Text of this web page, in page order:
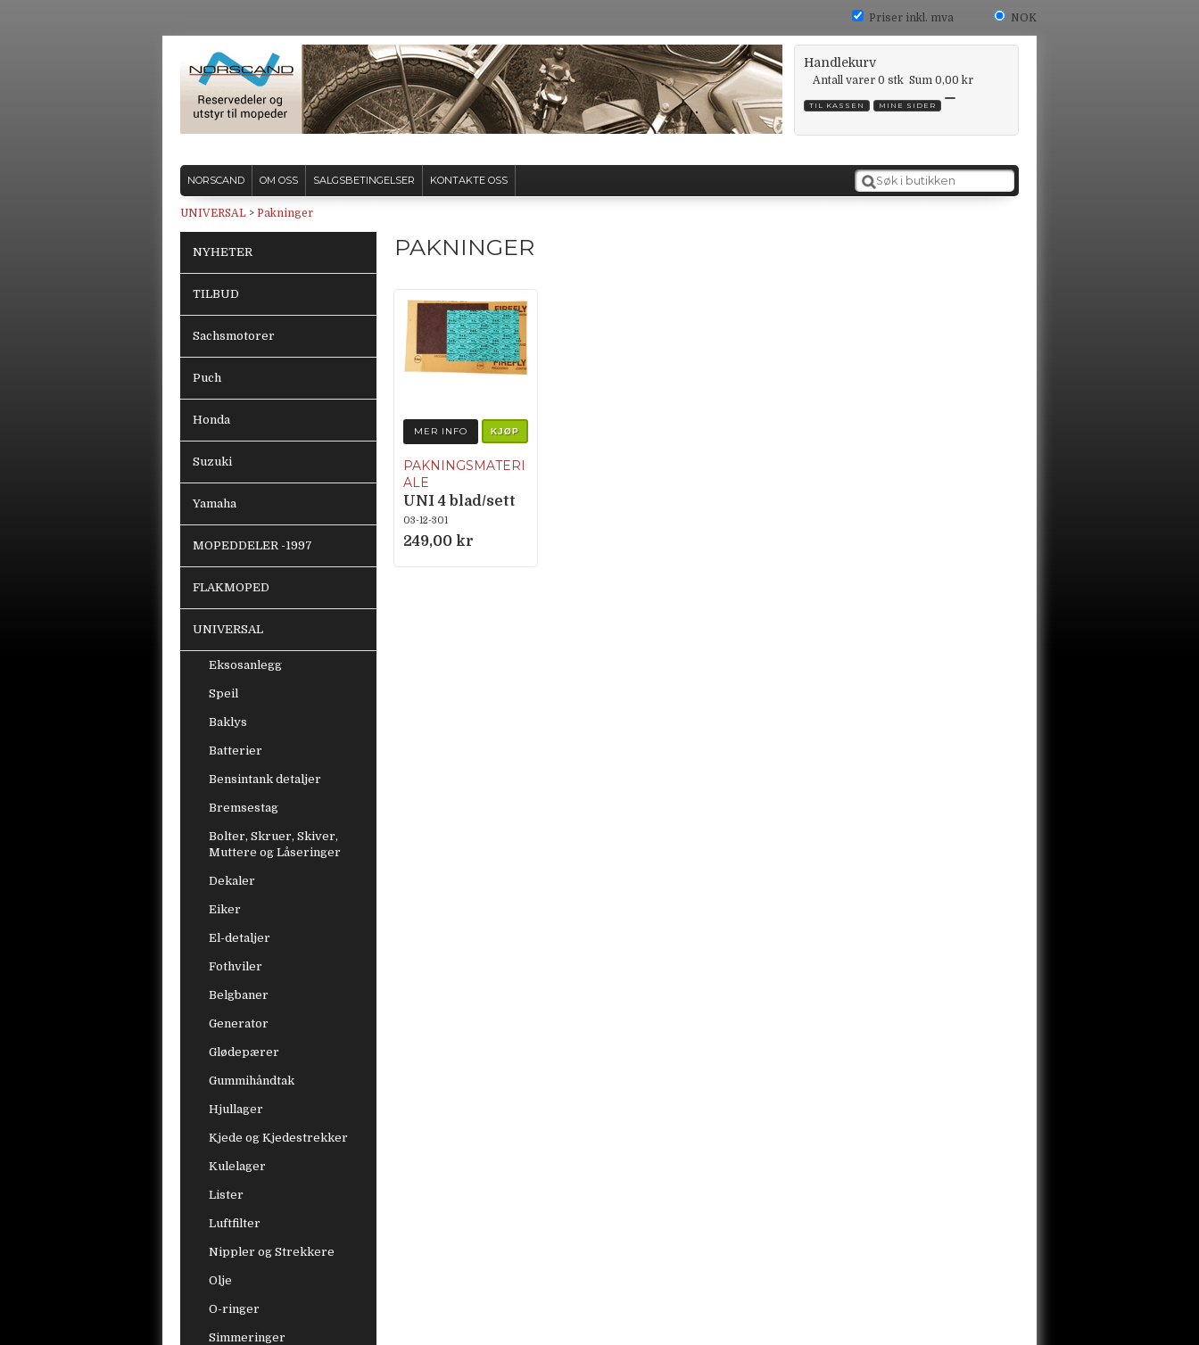
NOK
Priser inkl. mva
Handlekurv
Antall varer 0 stk Sum 0,00 kr
TIL KASSEN MINE SIDER
NORSCAND OM OSS SALGSBETINGELSER KONTAKTE OSS
UNIVERSAL > Pakninger
NYHETER
TILBUD
Sachsmotorer
Puch
Honda
Suzuki
Yamaha
MOPEDDELER -1997
FLAKMOPED
UNIVERSAL
Eksosanlegg
Speil
Baklys
Batterier
Bensintank detaljer
Bremsestag
Bolter, Skruer, Skiver,
Muttere og Låseringer
Dekaler
Eiker
El-detaljer
Fothviler
Belgbaner
Generator
Glødepærer
Gummihåndtak
Hjullager
Kjede og Kjedestrekker
Kulelager
Lister
Luftfilter
Nippler og Strekkere
Olje
O-ringer
Simmeringer
PAKNINGER
MER INFO KJØP
PAKNINGSMATERI
ALE
UNI 4 blad/sett
03-12-301
249,00 kr